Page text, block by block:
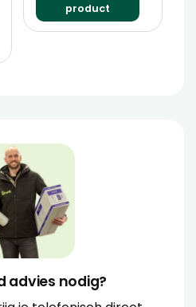
product
advies nodig?